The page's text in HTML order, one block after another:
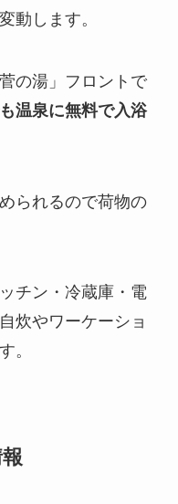
動します。
の湯」フロントで
温泉に無料で入浴
られるので荷物の
チン・冷蔵庫・電
炊やワーケーショ
。